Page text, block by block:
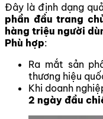
Đây là định dạng
phần đầu trang
hàng triệu người
Phù hợp:
Ra mắt sản
thương hiệu
Khi doanh
2 ngày đầu